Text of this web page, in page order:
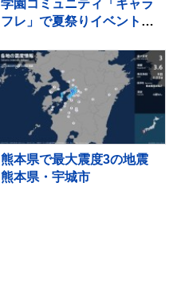
学園コミュニティ「キャラ
フレ」で夏祭りイベント開
熊本県で最大震度3の地震
熊本県・宇城市